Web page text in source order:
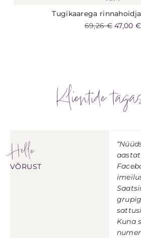
Tugikaarega
69,26€ 47,00 €
Klientide
Helle
VÕRUST
Kuna